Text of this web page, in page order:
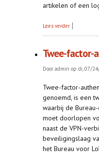
artikelen of een
Lees verder over Laatste
Twee-factor-
Door admin op di, 07/
Twee-factor-
genoemd, is een
waarbij de
moet doorlopen
naast de VPN-
beveiligingslaag
het Bureau voor